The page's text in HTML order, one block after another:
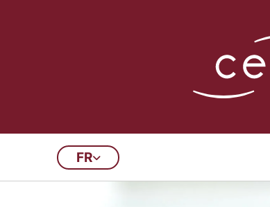
FR